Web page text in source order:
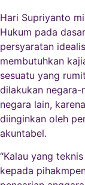
Hari Supriyanto
Hukum pada
persyaratan
membutuhkan
sesuatu yang
dilakukan
negara lain,
diinginkan oleh
akuntabel.
“Kalau yang
kepada